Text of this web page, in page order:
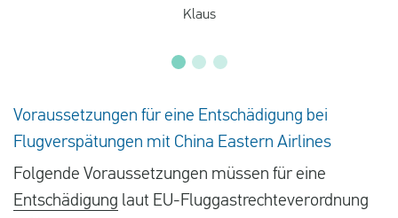
Klaus
Voraussetzungen für eine Entschädigung bei
Flugverspätungen mit China Eastern Airlines
Folgende Voraussetzungen müssen für eine
Entschädigung laut EU-Fluggastrechteverordnung